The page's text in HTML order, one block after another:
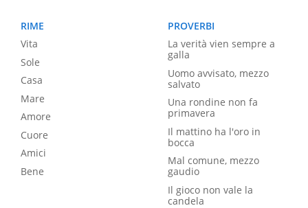
RIME
Vita
Sole
Casa
Mare
Amore
Cuore
Amici
Bene
PROVERBI
La verità vien sempre a
galla
Uomo avvisato, mezzo
salvato
Una rondine non fa
primavera
Il mattino ha l'oro in
bocca
Mal comune, mezzo
gaudio
Il gioco non vale la
candela